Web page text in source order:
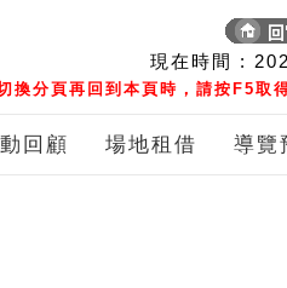
現在時間 :
換分頁再回到本頁時，請按F5取
回顧 場地租借 導覽